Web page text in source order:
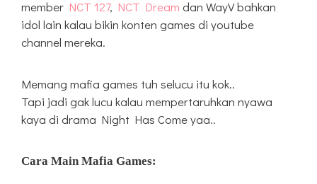
member NCT 127, NCT Dream dan WayV bahkan
idol lain kalau bikin konten games di youtube
channel mereka.
Memang mafia games tuh selucu itu kok..
Tapi jadi gak lucu kalau mempertaruhkan nyawa
kaya di drama Night Has Come yaa..
Cara Main Mafia Games: